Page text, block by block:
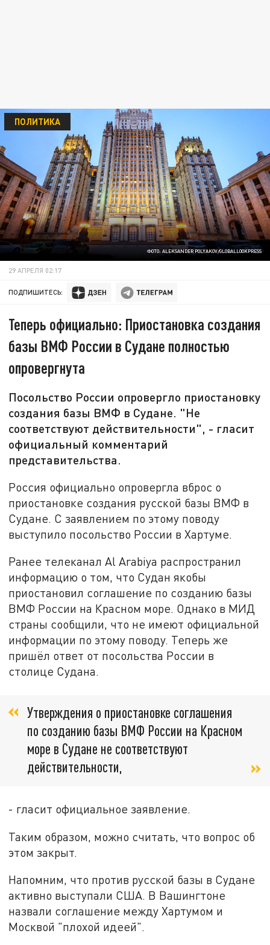
ФОТО: ALEKSANDER POLYAKOV/GLOBALLOOKPRESS
ПОЛИТИКА
29 АПРЕЛЯ 02:17
ПОДПИШИТЕСЬ:
Теперь официально: Приостановка создания
базы ВМФ России в Судане полностью
опровергнута
Посольство России опровергло приостановку
создания базы ВМФ в Судане. "Не
соответствуют действительности", - гласит
официальный комментарий
представительства.
Россия официально опровергла вброс о
приостановке создания русской базы ВМФ в
Судане. С заявлением по этому поводу
выступило посольство России в Хартуме.
Ранее телеканал Al Arabiya распространил
информацию о том, что Судан якобы
приостановил соглашение по созданию базы
ВМФ России на Красном море. Однако в МИД
страны сообщили, что не имеют официальной
информации по этому поводу. Теперь же
пришёл ответ от посольства России в
столице Судана.
Утверждения о приостановке соглашения
по созданию базы ВМФ России на Красном
море в Судане не соответствуют
действительности,
- гласит официальное заявление.
Таким образом, можно считать, что вопрос об
этом закрыт.
Напомним, что против русской базы в Судане
активно выступали США. В Вашингтоне
назвали соглашение между Хартумом и
Москвой "плохой идеей".